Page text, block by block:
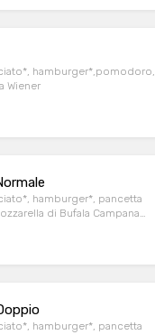
hamburger*,pomodoro,
Wiener
hamburger*, pancetta
di Bufala Campana
hamburger*, pancetta